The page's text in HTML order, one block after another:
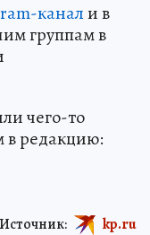
канали в
группам в
чего-то
в редакцию:
Источник: kp.ru